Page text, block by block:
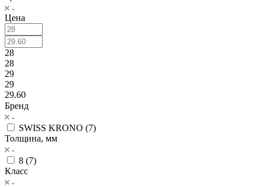
Цена
28
28
29
29
29.60
Бренд
SWISS KRONO (7)
Толщина, мм
8 (7)
Класс